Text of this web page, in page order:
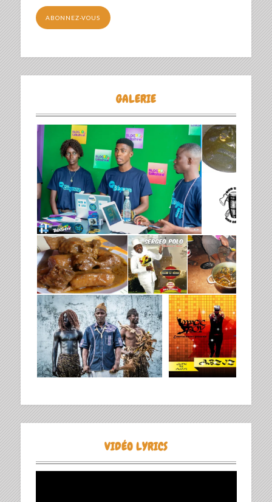
mail
ABONNEZ-VOUS
GALERIE
VIDÉO LYRICS